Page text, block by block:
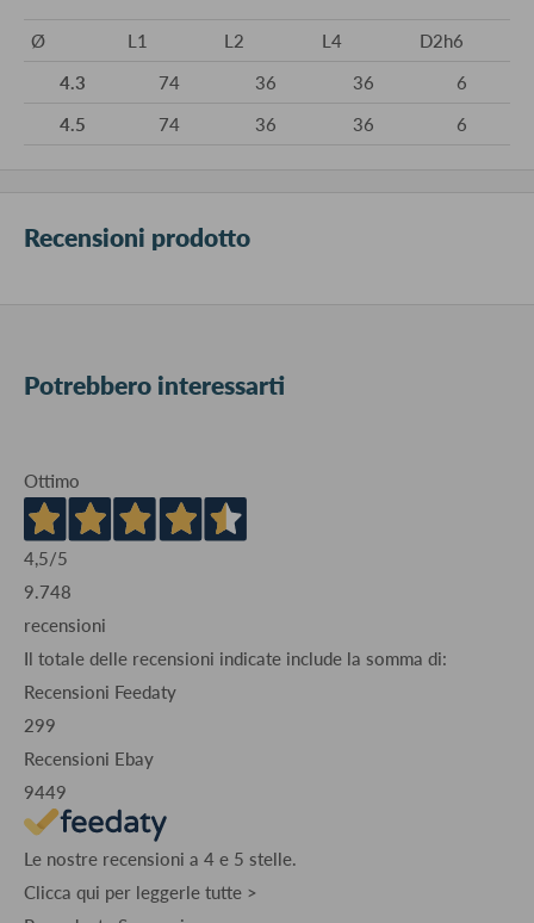
Ø L1 L2 L4
D2h6
4.3
74 36 36
6
4.5
74 36 36 6
Recensioni prodotto
Potrebbero interessarti
Ottimo
4,5/5
9.748
recensioni
Il totale delle recensioni indicate include la somma di:
Recensioni Feedaty
299
Recensioni Ebay
9449
Le nostre recensioni a 4 e 5 stelle.
Clicca qui per leggerle tutte >